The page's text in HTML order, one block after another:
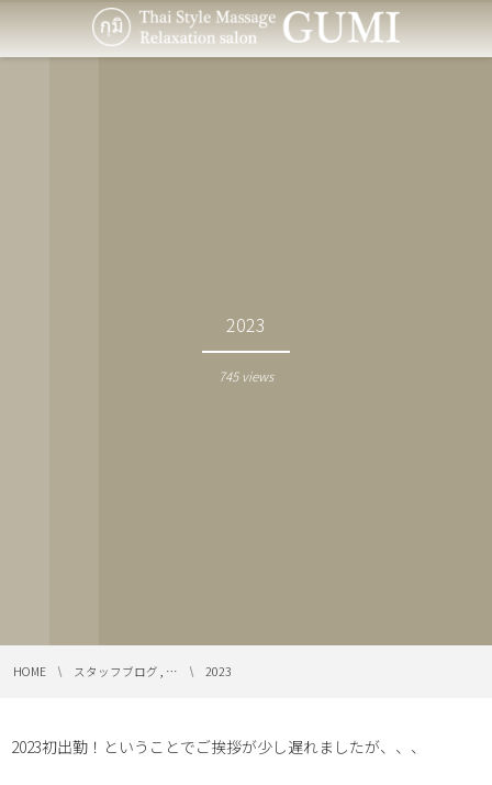
2023
745 views
HOME スタッフブログ , … 2023
2023初出勤！ということでご挨拶が少し遅れましたが、、、